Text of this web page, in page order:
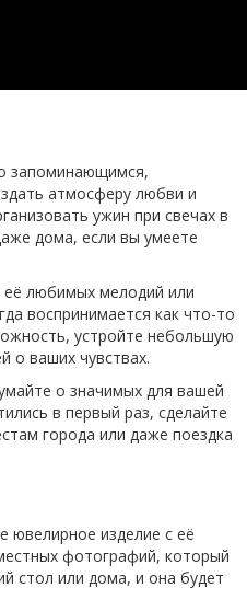
запоминающимся,
атмосферу любви и
ужин при свечах в
дома, если вы умеете
её любимых мелодий или
воспринимается как что-то
устройте небольшую
о ваших чувствах.
о значимых для вашей
в первый раз, сделайте
города или даже поездка
ювелирное изделие с её
фотографий, который
стол или дома, и она будет